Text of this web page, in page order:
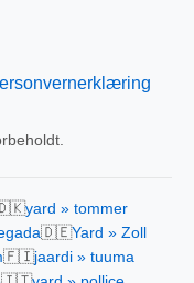
yard » tommer
🇩🇪Yard » Zoll
🇫🇮jaardi » tuuma